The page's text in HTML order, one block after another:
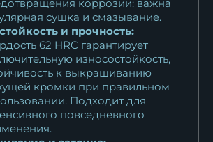
коррозии: важна
сушка и смазывание.
и прочность:
62 HRC гарантирует
износостойкость,
к выкрашиванию
кромки при правильном
Подходит для
повседневного